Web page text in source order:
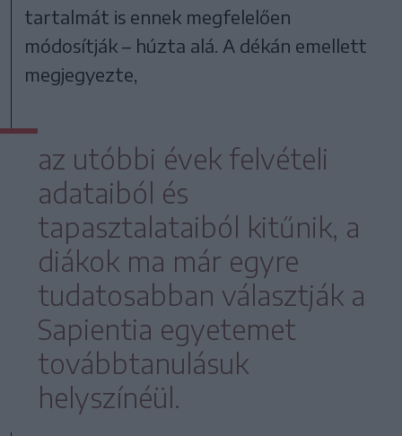
tartalmát is ennek megfelelően
módosítják – húzta alá. A dékán emellett
megjegyezte,
az utóbbi évek felvételi
adataiból és
tapasztalataiból kitűnik, a
diákok ma már egyre
tudatosabban választják a
Sapientia egyetemet
továbbtanulásuk
helyszínéül.